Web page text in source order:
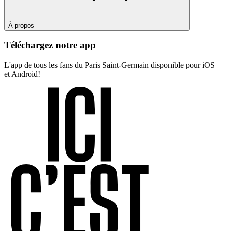
À propos
Téléchargez notre app
L'app de tous les fans du Paris Saint-Germain disponible pour iOS
et Android!